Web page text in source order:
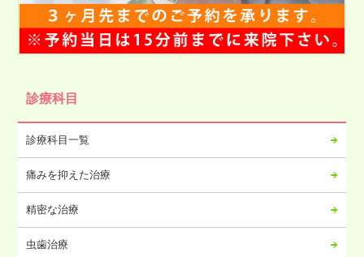
2025年02月
2025年01月
2024年09月
2024年08月
2024年07月
2024年06月
2024年05月
2024年04月
診療科目
診療科目一覧
痛みを抑えた治療
精密な治療
虫歯治療